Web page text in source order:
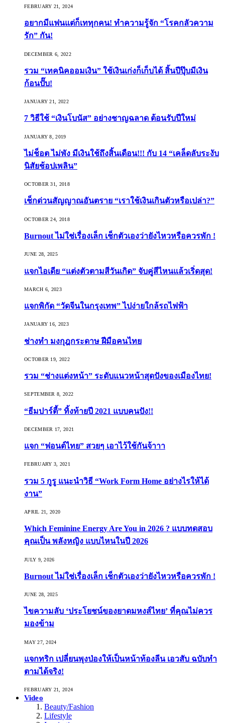
FEBRUARY 21, 2024
อยากมีแฟนแต่ก็เททุกคน! ทำความรู้จัก “โรคกลัวความ
รัก” กัน!
DECEMBER 6, 2022
รวม “เทคนิคออมเงิน” ใช้เงินเก่งก็เก็บได้ สิ้นปีปุ๊บมีเงิน
ก้อนปั๊บ!
JANUARY 21, 2022
7 วิธีใช้ “เงินโบนัส” อย่างชาญฉลาด ต้อนรับปีใหม่
JANUARY 8, 2019
ไม่ช็อต ไม่พัง มีเงินใช้ถึงสิ้นเดือน!!! กับ 14 “เคล็ดลับระงับ
นิสัยช้อปเพลิน”
OCTOBER 31, 2018
เช็กด่วนสัญญาณอันตราย “เราใช้เงินเกินตัวหรือเปล่า?”
OCTOBER 24, 2018
Burnout ไม่ใช่เรื่องเล็ก เช็กตัวเองว่ายังไหวหรือควรพัก !
JUNE 28, 2025
แจกไอเดีย “แต่งตัวตามสีวันเกิด” จับคู่สีไหนแล้วเริ่ดสุด!
MARCH 6, 2023
แจกพิกัด “วัดจีนในกรุงเทพ” ไปง่ายใกล้รถไฟฟ้า
JANUARY 16, 2023
ช่างทำ มงกุฎกระดาษ ฝีมือคนไทย
OCTOBER 19, 2022
รวม “ช่างแต่งหน้า” ระดับแนวหน้าสุดปังของเมืองไทย!
SEPTEMBER 8, 2022
“ธีมปาร์ตี้” ทิ้งท้ายปี 2021 แบบคนปัง!!
DECEMBER 17, 2021
แจก “ฟอนต์ไทย” สวยๆ เอาไว้ใช้กันจ้าาา
FEBRUARY 3, 2021
รวม 5 กูรู แนะนำวิธี “Work Form Home อย่างไรให้ได้
งาน”
APRIL 21, 2020
Which Feminine Energy Are You in 2026 ? แบบทดสอบ
คุณเป็น พลังหญิง แบบไหนในปี 2026
JULY 9, 2026
Burnout ไม่ใช่เรื่องเล็ก เช็กตัวเองว่ายังไหวหรือควรพัก !
JUNE 28, 2025
ไขความลับ ‘ประโยชน์ของยาดมหงส์ไทย’ ที่คุณไม่ควร
มองข้าม
MAY 27, 2024
แจกทริก เปลี่ยนพุงป่องให้เป็นหน้าท้องลีน เอวสับ ฉบับทำ
ตามได้จริง!
FEBRUARY 21, 2024
Video
Beauty/Fashion
Lifestyle